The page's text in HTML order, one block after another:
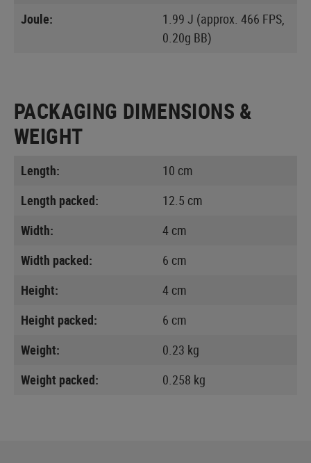
Joule:
1.99 J (approx. 466 FPS,
0.20g BB)
PACKAGING DIMENSIONS &
WEIGHT
Length:
10 cm
Length packed:
12.5 cm
Width:
4 cm
Width packed:
6 cm
Height:
4 cm
Height packed:
6 cm
Weight:
0.23 kg
Weight packed:
0.258 kg